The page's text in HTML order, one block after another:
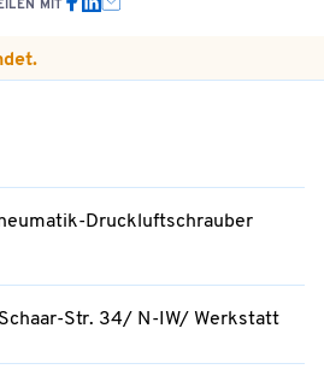
MIT
Druckluftschrauber
Str. 34/ N-IW/ Werkstatt